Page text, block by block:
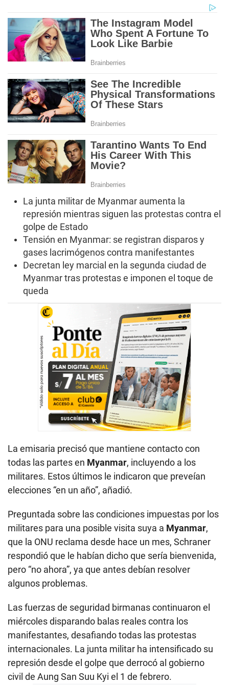
La junta militar de Myanmar aumenta la
represión mientras siguen las protestas contra el
golpe de Estado
Tensión en Myanmar: se registran disparos y
gases lacrimógenos contra manifestantes
Decretan ley marcial en la segunda ciudad de
Myanmar tras protestas e imponen el toque de
queda
La emisaria precisó que mantiene contacto con
todas las partes en Myanmar, incluyendo a los
militares. Estos últimos le indicaron que preveían
elecciones “en un año”, añadió.
Preguntada sobre las condiciones impuestas por los
militares para una posible visita suya a Myanmar,
que la ONU reclama desde hace un mes, Schraner
respondió que le habían dicho que sería bienvenida,
pero “no ahora”, ya que antes debían resolver
algunos problemas.
Las fuerzas de seguridad birmanas continuaron el
miércoles disparando balas reales contra los
manifestantes, desafiando todas las protestas
internacionales. La junta militar ha intensificado su
represión desde el golpe que derrocó al gobierno
civil de Aung San Suu Kyi el 1 de febrero.